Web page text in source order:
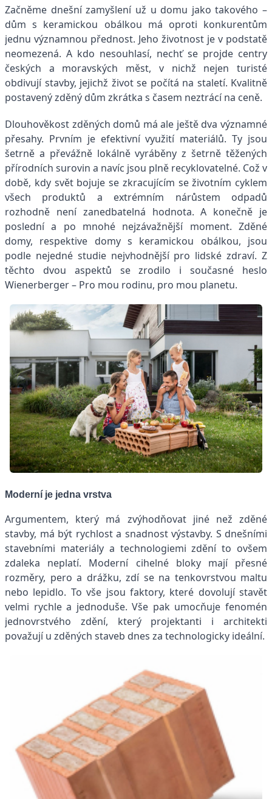
Začněme dnešní zamyšlení už u domu jako takového –
dům s keramickou obálkou má oproti konkurentům
jednu významnou přednost. Jeho životnost je v podstatě
neomezená. A kdo nesouhlasí, nechť se projde centry
českých a moravských měst, v nichž nejen turisté
obdivují stavby, jejichž život se počítá na staletí. Kvalitně
postavený zděný dům zkrátka s časem neztrácí na ceně.
Dlouhověkost zděných domů má ale ještě dva významné
přesahy. Prvním je efektivní využití materiálů. Ty jsou
šetrně a převážně lokálně vyráběny z šetrně těžených
přírodních surovin a navíc jsou plně recyklovatelné. Což v
době, kdy svět bojuje se zkracujícím se životním cyklem
všech produktů a extrémním nárůstem odpadů
rozhodně není zanedbatelná hodnota. A konečně je
poslední a po mnohé nejzávažnější moment. Zděné
domy, respektive domy s keramickou obálkou, jsou
podle nejedné studie nejvhodnější pro lidské zdraví. Z
těchto dvou aspektů se zrodilo i současné heslo
Wienerberger – Pro mou rodinu, pro mou planetu.
Moderní je jedna vrstva
Argumentem, který má zvýhodňovat jiné než zděné
stavby, má být rychlost a snadnost výstavby. S dnešními
stavebními materiály a technologiemi zdění to ovšem
zdaleka neplatí. Moderní cihelné bloky mají přesné
rozměry, pero a drážku, zdí se na tenkovrstvou maltu
nebo lepidlo. To vše jsou faktory, které dovolují stavět
velmi rychle a jednoduše. Vše pak umocňuje fenomén
jednovrstvého zdění, který projektanti i architekti
považují u zděných staveb dnes za technologicky ideální.